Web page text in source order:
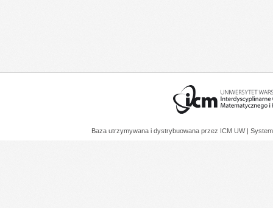
Baza utrzymywana i dystrybuowana przez ICM UW |